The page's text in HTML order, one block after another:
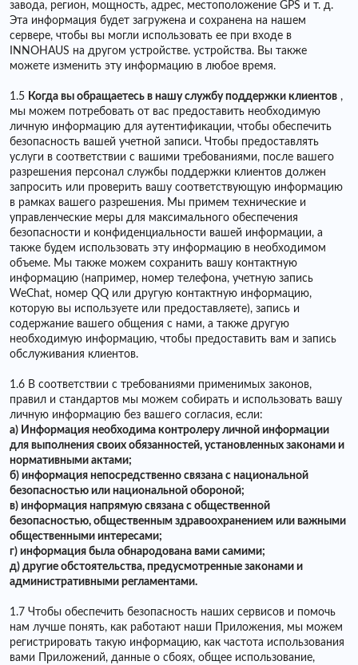
завода, регион, мощность, адрес, местоположение GPS и т. д.
Эта информация будет загружена и сохранена на нашем
сервере, чтобы вы могли использовать ее при входе в
INNOHAUS на другом устройстве. устройства. Вы также
можете изменить эту информацию в любое время.
1.5 Когда вы обращаетесь в нашу службу поддержки клиентов ,
мы можем потребовать от вас предоставить необходимую
личную информацию для аутентификации, чтобы обеспечить
безопасность вашей учетной записи. Чтобы предоставлять
услуги в соответствии с вашими требованиями, после вашего
разрешения персонал службы поддержки клиентов должен
запросить или проверить вашу соответствующую информацию
в рамках вашего разрешения. Мы примем технические и
управленческие меры для максимального обеспечения
безопасности и конфиденциальности вашей информации, а
также будем использовать эту информацию в необходимом
объеме. Мы также можем сохранить вашу контактную
информацию (например, номер телефона, учетную запись
WeChat, номер QQ или другую контактную информацию,
которую вы используете или предоставляете), запись и
содержание вашего общения с нами, а также другую
необходимую информацию, чтобы предоставить вам и запись
обслуживания клиентов.
1.6 В соответствии с требованиями применимых законов,
правил и стандартов мы можем собирать и использовать вашу
личную информацию без вашего согласия, если:
а) Информация необходима контролеру личной информации
для выполнения своих обязанностей, установленных законами и
нормативными актами;
б) информация непосредственно связана с национальной
безопасностью или национальной обороной;
в) информация напрямую связана с общественной
безопасностью, общественным здравоохранением или важными
общественными интересами;
г) информация была обнародована вами самими;
д) другие обстоятельства, предусмотренные законами и
административными регламентами.
1.7 Чтобы обеспечить безопасность наших сервисов и помочь
нам лучше понять, как работают наши Приложения, мы можем
регистрировать такую ​​информацию, как частота использования
вами Приложений, данные о сбоях, общее использование,